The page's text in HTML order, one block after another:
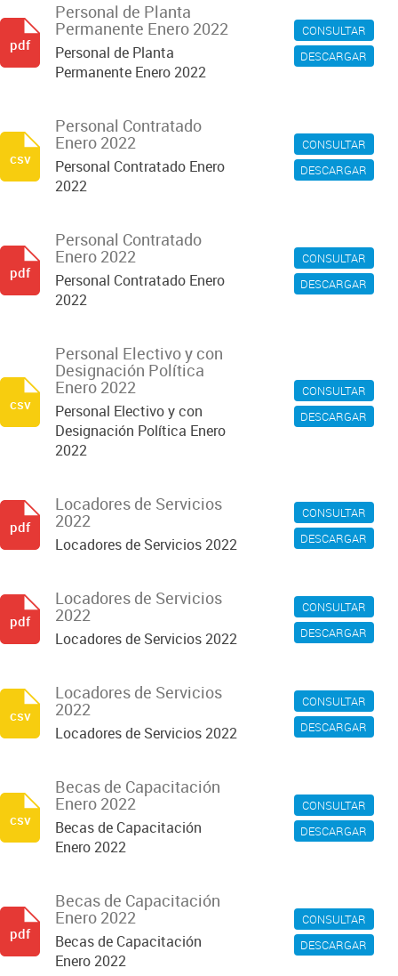
CONSULTAR
DESCARGAR
Personal de Planta
Permanente Enero 2022
Personal de Planta
Permanente Enero 2022
pdf
CONSULTAR
DESCARGAR
Personal Contratado
Enero 2022
Personal Contratado Enero
2022
csv
CONSULTAR
DESCARGAR
Personal Contratado
Enero 2022
Personal Contratado Enero
2022
pdf
CONSULTAR
DESCARGAR
Personal Electivo y con
Designación Política
Enero 2022
Personal Electivo y con
Designación Política Enero
2022
csv
CONSULTAR
DESCARGAR
Locadores de Servicios
2022
Locadores de Servicios 2022
pdf
CONSULTAR
DESCARGAR
Locadores de Servicios
2022
Locadores de Servicios 2022
pdf
CONSULTAR
DESCARGAR
Locadores de Servicios
2022
Locadores de Servicios 2022
csv
CONSULTAR
DESCARGAR
Becas de Capacitación
Enero 2022
Becas de Capacitación
Enero 2022
csv
CONSULTAR
DESCARGAR
Becas de Capacitación
Enero 2022
Becas de Capacitación
Enero 2022
pdf